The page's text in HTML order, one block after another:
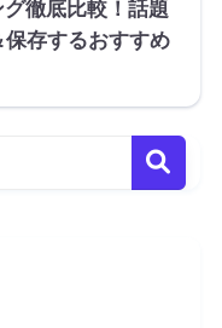
徹底比較！話題
存するおすすめ